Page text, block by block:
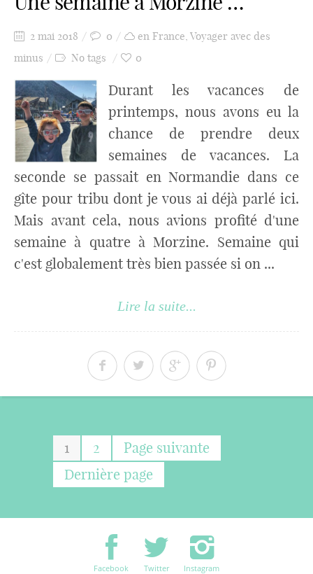
2 mai 2018 0 en France, Voyager avec des
minus
No tags 0
Durant les vacances de
printemps, nous avons eu la
chance de prendre deux
semaines de vacances. La
seconde se passait en Normandie dans ce
gîte pour tribu dont je vous ai déjà parlé ici.
Mais avant cela, nous avions profité d'une
semaine à quatre à Morzine. Semaine qui
c'est globalement très bien passée si on ...
Lire la suite...
1 2
Page suivante
Dernière page
Facebook Twitter Instagram